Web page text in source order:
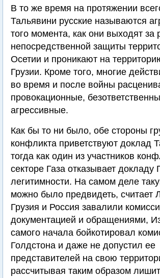
В то же время на протяжении
Тальявини русские называются
того момента, как они выходят за
непосредственной защиты
Осетии и проникают на
Грузии. Кроме того, многие
во время и после войны
провокационные,
агрессивные.
Как бы то ни было, обе стороны
конфликта приветствуют доклад
тогда как один из участников
секторе Газа отказывает докладу
легитимности. На самом деле
можно было предвидеть, считает
Грузия и Россия завалили
документацией и обращениями,
самого начала бойкотировал
Голдстона и даже не допустил ее
представителей на свою
рассчитывая таким образом